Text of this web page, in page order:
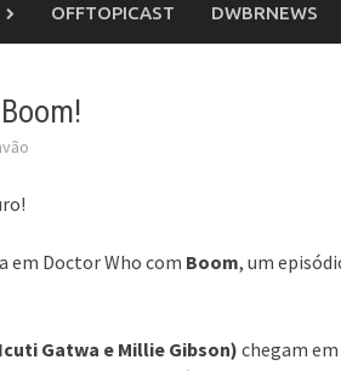
OFFTOPICAST DWBRNEWS
em Doctor Who com Boom, um
Gatwa e Millie Gibson) chegam